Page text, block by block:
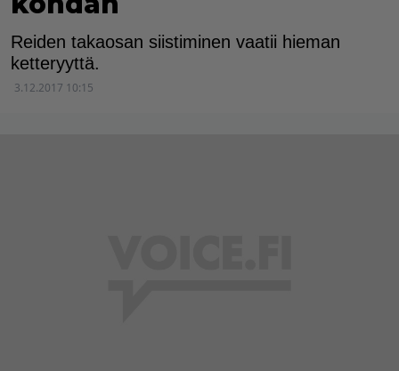
Reiden takaosan siistiminen vaatii hieman
ketteryyttä.
3.12.2017 10:15